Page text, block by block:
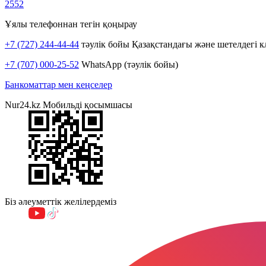
2552
Ұялы телефоннан тегін қоңырау
+7 (727) 244-44-44 тәулік бойы Қазақстандағы және шетелдегі
+7 (707) 000-25-52 WhatsApp (тәулік бойы)
Банкоматтар мен кеңселер
Nur24.kz Мобильді қосымшасы
Біз әлеуметтік желілердеміз